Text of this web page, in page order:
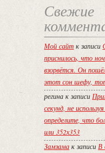
Свежие
Мой сайт к записи
приснилось, что
взорвётся. Он
этот сон шефу,
регина к записи
секунд, не
определите, что
или 352х353
Замзама к записи В